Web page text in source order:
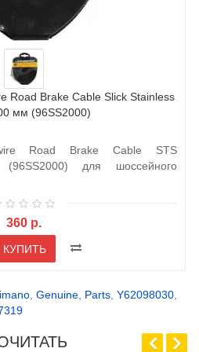
Road Brake Cable Slick Stainless
мм (96SS2000)
Road Brake Cable STS
(96SS2000) для шоссейного
360 р.
КУПИТЬ
, Genuine, Parts, Y62098030,